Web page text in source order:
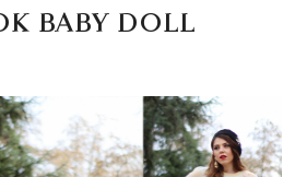
BABY DOLL